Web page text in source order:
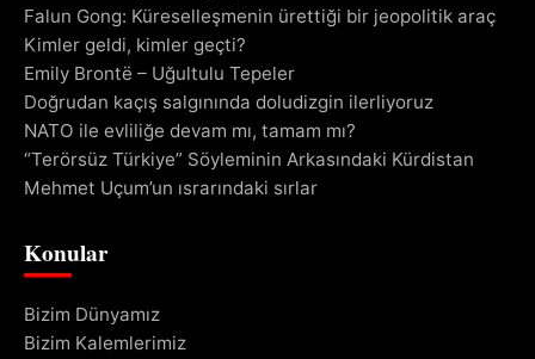
Falun Gong: Küreselleşmenin ürettiği bir jeopolitik araç
Kimler geldi, kimler geçti?
Emily Brontë – Uğultulu Tepeler
Doğrudan kaçış salgınında doludizgin ilerliyoruz
NATO ile evliliğe devam mı, tamam mı?
“Terörsüz Türkiye” Söyleminin Arkasındaki Kürdistan
Mehmet Uçum’un ısrarındaki sırlar
Konular
Bizim Dünyamız
Bizim Kalemlerimiz